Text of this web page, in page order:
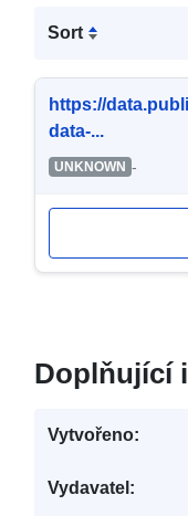
Sort
https://
data-...
UNKNOWN -
Doplňující
Vytvořeno:
Vydavatel: